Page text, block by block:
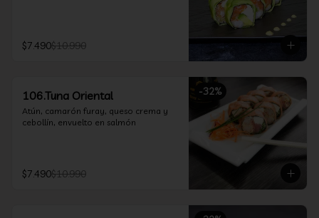
$7.490$10.990
-32%
106.Tuna Oriental
Atún, camarón furay, queso crema y
cebollín, envuelto en salmón
$7.490$10.990